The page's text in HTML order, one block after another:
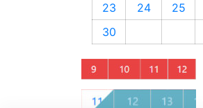
23
24 25
30